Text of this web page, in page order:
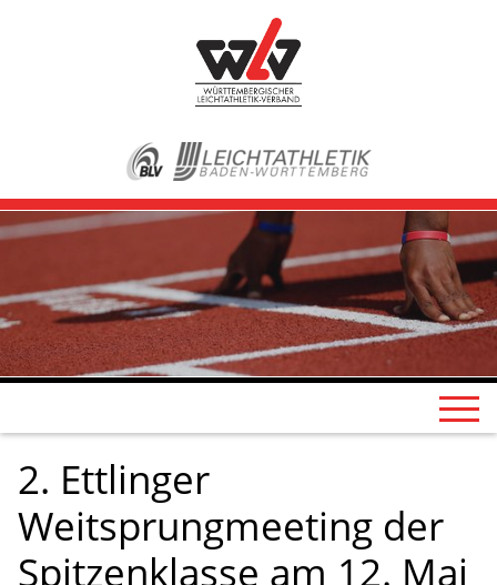
2. Ettlinger
Weitsprungmeeting der
Spitzenklasse am 12. Mai